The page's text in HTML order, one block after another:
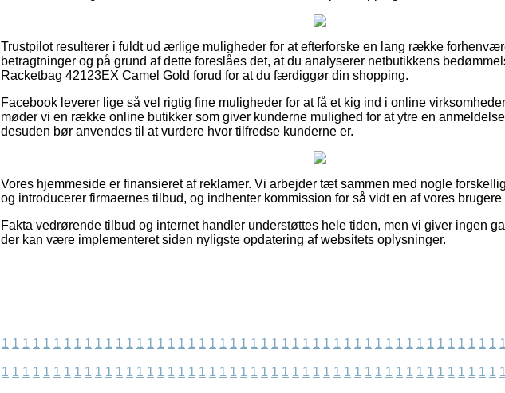
Trustpilot resulterer i fuldt ud ærlige muligheder for at efterforske en lang række
betragtninger og på grund af dette foreslåes det, at du analyserer netbutikkens
Racketbag 42123EX Camel Gold forud for at du færdiggør din shopping.
Facebook leverer lige så vel rigtig fine muligheder for at få et kig ind i online
møder vi en række online butikker som giver kunderne mulighed for at ytre en
desuden bør anvendes til at vurdere hvor tilfredse kunderne er.
Vores hjemmeside er finansieret af reklamer. Vi arbejder tæt sammen med nogle
og introducerer firmaernes tilbud, og indhenter kommission for så vidt en af vores
Fakta vedrørende tilbud og internet handler understøttes hele tiden, men vi giver ingen
der kan være implementeret siden nyligste opdatering af websitets oplysninger.
1 1 1 1 1 1 1 1 1 1 1 1 1 1 1 1 1 1 1 1 1 1 1 1 1 1 1 1 1 1 1 1 1 1 1 1 1 1 1 1 1 1 1 1 1 1 1 1 1
1 1 1 1 1 1 1 1 1 1 1 1 1 1 1 1 1 1 1 1 1 1 1 1 1 1 1 1 1 1 1 1 1 1 1 1 1 1 1 1 1 1 1 1 1 1 1 1 1